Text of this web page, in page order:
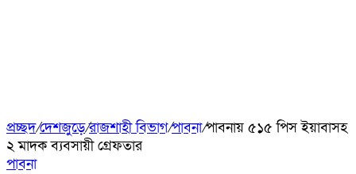
প্রচ্ছদ/দেশজুড়ে/রাজশাহী বিভাগ/পাবনা/পাবনায় ৫১৫ পিস ইয়াবাসহ
২ মাদক ব্যবসায়ী গ্রেফতার
পাবনা